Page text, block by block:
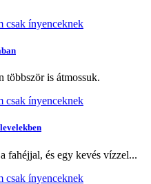
is átmossuk.
fahéjjal, és egy kevés vízzel...